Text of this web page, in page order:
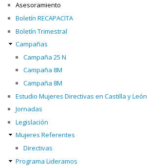
Asesoramiento
Boletín RECAPACITA
Boletín Trimestral
Campañas
Campaña 25 N
Campaña 8M
Campaña 8M
Estudio Mujeres Directivas en Castilla y León
Jornadas
Legislación
Mujeres Referentes
Directivas
Programa Lideramos